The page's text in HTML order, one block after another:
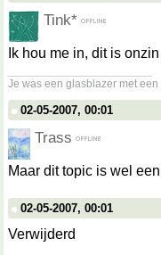
Tink*
Ik hou me in, dit is
Je was een glasblazer met
02-05-2007, 00:01
Trass
Maar dit topic is wel
02-05-2007, 00:01
Verwijderd